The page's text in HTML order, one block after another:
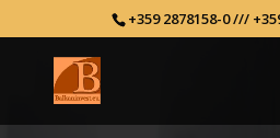
+359 2878158-0 ///